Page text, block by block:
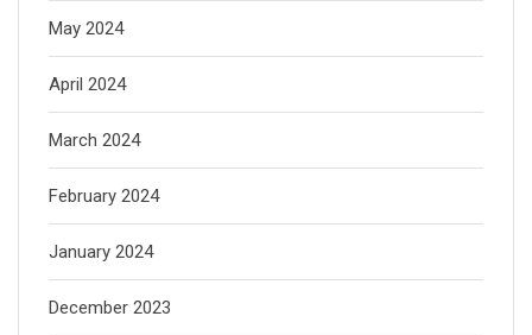
May 2024
April 2024
March 2024
February 2024
January 2024
December 2023